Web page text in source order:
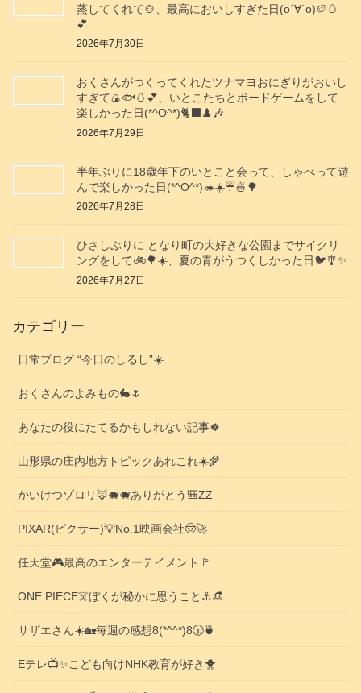
蒸してくれて🍲、最高においしすぎた日(о´∀`о)🥔🥚
💕
2026年7月30日
おくさんがつくってくれたツナマヨおにぎりがおいし
すぎて🍙🐟️🥚💕、いとこたちとボードゲームをして
楽しかった日(*^O^*)🐈‍⬛♟️🎶
2026年7月29日
半年ぶりに18歳年下のいとこと会って、しゃべって遊
んで楽しかった日(*^O^*)🦔☀️☔🍜🌳
2026年7月28日
ひさしぶりに となり町の大好きな公園までサイクリ
ングをして🚲️🌳☀️、夏の青がうつくしかった日🐦️🎐✨️
2026年7月27日
カテゴリー
日常ブログ “今日のしるし”☀️
おくさんのよみもの🐇🌷
あなたの役にたてるかもしれない記事🍀
山形県の庄内地方トピックあれこれ☀️🌾
かいけつゾロリ🦊🐗🐗ありがとう🎒ZZ
PIXAR(ピクサー)💡No.1映画会社🤠🚀
任天堂🎮️最高のエンターテイメント🚩
ONE PIECE☠️ぼくが秘かに思うこと⚓️👒
サザエさん☀️🏡毎週の感想8(*^^*)8🕡️🍵
Eテレ📺️✨こども向けNHK教育が好き🐥